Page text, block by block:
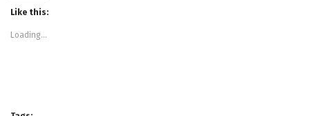
Like this:
Loading...